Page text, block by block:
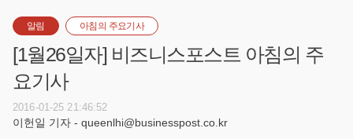
알림 아침의 주요기사
[1월26일자] 비즈니스포스트 아침의 주
요기사
2016-01-25 21:46:52
이헌일 기자 - queenlhi@businesspost.co.kr